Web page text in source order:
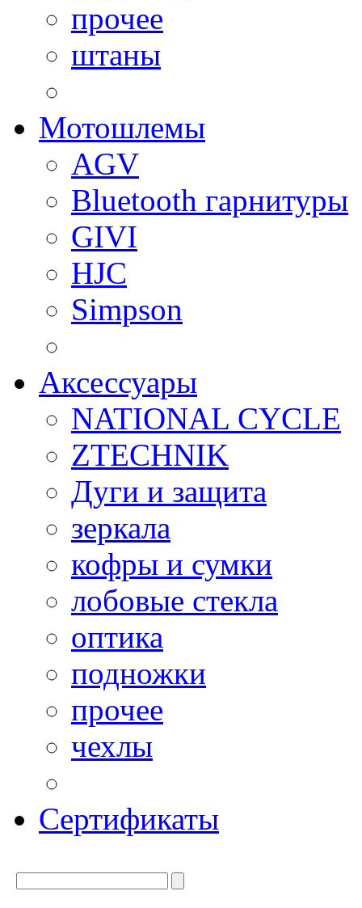
прочее
штаны
Мотошлемы
AGV
Bluetooth гарнитуры
GIVI
HJC
Simpson
Аксессуары
NATIONAL CYCLE
ZTECHNIK
Дуги и защита
зеркала
кофры и сумки
лобовые стекла
оптика
подножки
прочее
чехлы
Сертификаты